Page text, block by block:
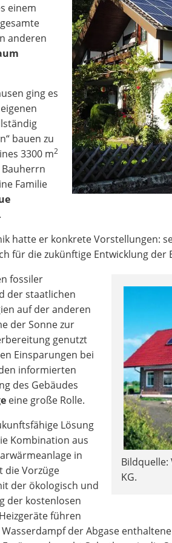
einem
anderen
ging es
bauen zu
3300 m2
Familie
hatte er konkrete Vorstellungen:
für die zukünftige Entwicklung der
Bildquelle:
KG.
fossiler
der staatlichen
auf der anderen
der Sonne zur
genutzt
Einsparungen bei
informierten
des Gebäudes
eine große Rolle.
Lösung
Kombination aus
in
die Vorzüge
der ökologisch und
der kostenlosen
führen
der Abgase